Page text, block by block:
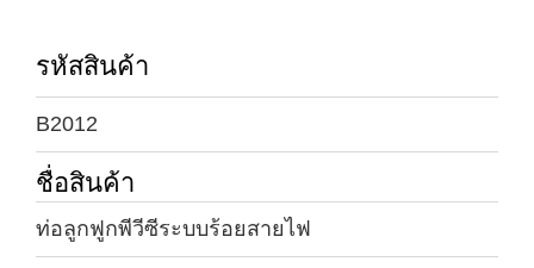
รหัสสินค้า
B2012
ชื่อสินค้า
ท่อลูกฟูกพีวีซีระบบร้อยสายไฟ